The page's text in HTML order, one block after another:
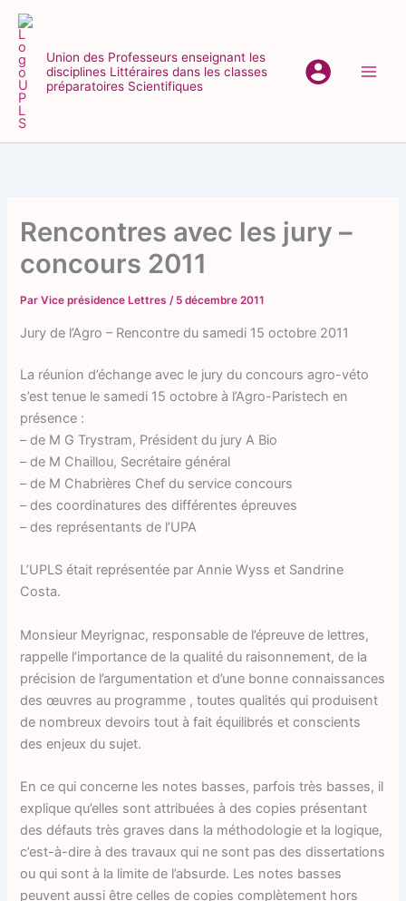
Aller
contenuUnion des Professeurs enseignant les
disciplines Littéraires dans les classes
préparatoires Scientifiques
Rencontres avec les jury –
concours 2011
ParVice présidence Lettres/ 5 décembre 2011
Jury de l’Agro – Rencontre du samedi 15 octobre 2011
La réunion d’échange avec le jury du concours agro-véto
s’est tenue le samedi 15 octobre à l’Agro-Paristech en
présence :
– de M G Trystram, Président du jury A Bio
– de M Chaillou, Secrétaire général
– de M Chabrières Chef du service concours
– des coordinatures des différentes épreuves
– des représentants de l’UPA
L’UPLS était représentée par Annie Wyss et Sandrine
Costa.
Monsieur Meyrignac, responsable de l’épreuve de lettres,
rappelle l’importance de la qualité du raisonnement, de la
précision de l’argumentation et d’une bonne connaissances
des œuvres au programme , toutes qualités qui produisent
de nombreux devoirs tout à fait équilibrés et conscients
des enjeux du sujet.
En ce qui concerne les notes basses, parfois très basses, il
explique qu’elles sont attribuées à des copies présentant
des défauts très graves dans la méthodologie et la logique,
c’est-à-dire à des travaux qui ne sont pas des dissertations
ou qui sont à la limite de l’absurde. Les notes basses
peuvent aussi être celles de copies complètement hors